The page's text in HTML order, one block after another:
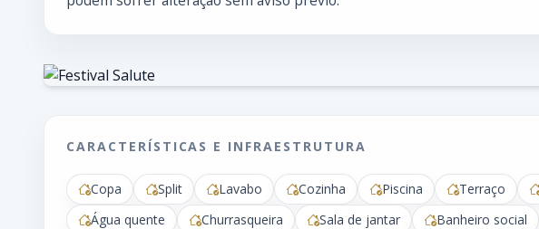
CARACTERÍSTICAS E INFRAESTRUTURA
Copa Split Lavabo Cozinha Piscina Terraço
Água quente
Churrasqueira Sala de jantar Banheiro social